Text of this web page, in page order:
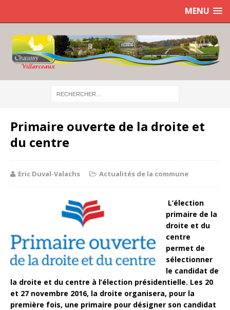
MENU
Primaire ouverte de la droite et
du centre
Eric Duval-Valachs Actualités de la commune
L’élection
primaire de la
droite et du
centre
permet de
sélectionner
le candidat de
la droite et du centre à l’élection présidentielle. Les 20
et 27 novembre 2016, la droite organisera, pour la
première fois, une primaire pour désigner son candidat